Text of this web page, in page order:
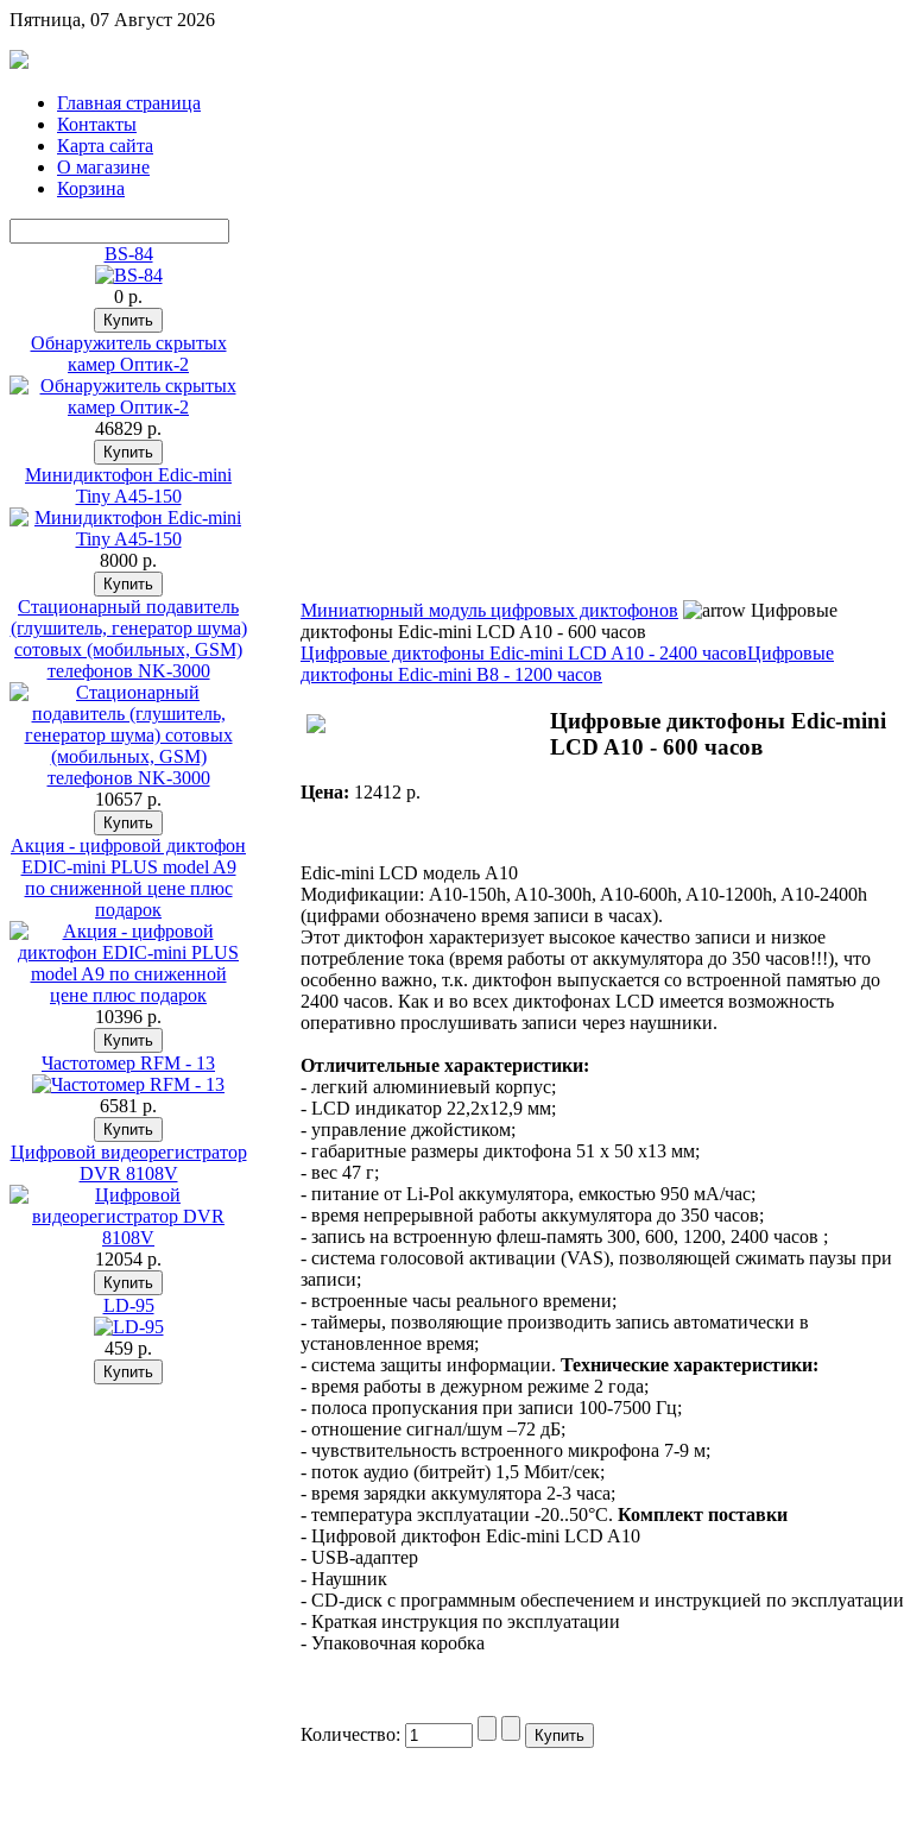
Пятница, 07 Август 2026
Главная страница
Контакты
Карта сайта
О магазине
Корзина
BS-84
0 p.
Обнаружитель скрытых
камер Оптик-2
46829 p.
Минидиктофон Edic-mini
Tiny A45-150
8000 p.
Стационарный подавитель
(глушитель, генератор шума)
сотовых (мобильных, GSM)
телефонов NK-3000
10657 p.
Акция - цифровой диктофон
EDIC-mini PLUS model A9
по сниженной цене плюс
подарок
10396 p.
Частотомер RFM - 13
6581 p.
Цифровой видеорегистратор
DVR 8108V
12054 p.
LD-95
459 p.
Миниатюрный модуль цифровых диктофонов
Цифровые
диктофоны Edic-mini LCD A10 - 600 часов
Цифровые диктофоны Edic-mini LCD A10 - 2400 часовЦифровые
диктофоны Edic-mini В8 - 1200 часов
Цифровые диктофоны Edic-mini
LCD A10 - 600 часов
Цена: 12412 p.
Edic-mini LCD модель А10
Модификации: A10-150h, A10-300h, A10-600h, A10-1200h, A10-2400h
(цифрами обозначено время записи в часах).
Этот диктофон характеризует высокое качество записи и низкое
потребление тока (время работы от аккумулятора до 350 часов!!!), что
особенно важно, т.к. диктофон выпускается со встроенной памятью до
2400 часов. Как и во всех диктофонах LCD имеется возможность
оперативно прослушивать записи через наушники.
Отличительные характеристики:
- легкий алюминиевый корпус;
- LCD индикатор 22,2х12,9 мм;
- управление джойстиком;
- габаритные размеры диктофона 51 x 50 x13 мм;
- вес 47 г;
- питание от Li-Pol аккумулятора, емкостью 950 мА/час;
- время непрерывной работы аккумулятора до 350 часов;
- запись на встроенную флеш-память 300, 600, 1200, 2400 часов ;
- система голосовой активации (VAS), позволяющей сжимать паузы при
записи;
- встроенные часы реального времени;
- таймеры, позволяющие производить запись автоматически в
установленное время;
- система защиты информации. Технические характеристики:
- время работы в дежурном режиме 2 года;
- полоса пропускания при записи 100-7500 Гц;
- отношение сигнал/шум –72 дБ;
- чувствительность встроенного микрофона 7-9 м;
- поток аудио (битрейт) 1,5 Мбит/сек;
- время зарядки аккумулятора 2-3 часа;
- температура эксплуатации -20..50°С. Комплект поставки
- Цифровой диктофон Edic-mini LCD A10
- USB-адаптер
- Наушник
- СD-диск с программным обеспечением и инструкцией по эксплуатации
- Краткая инструкция по эксплуатации
- Упаковочная коробка
Количество: